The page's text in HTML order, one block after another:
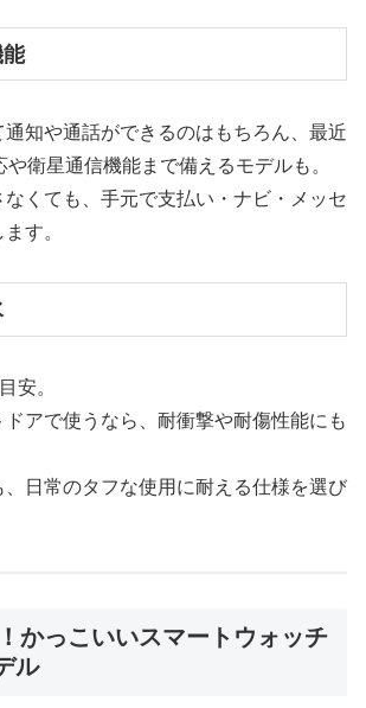
通知や通話ができるのはもちろん、最近
衛星通信機能まで備えるモデルも。
なくても、手元で支払い・ナビ・メッセ
す。
安。
ドアで使うなら、耐衝撃や耐傷性能にも
、日常のタフな使用に耐える仕様を選び
かっこいいスマートウォッチ
ル